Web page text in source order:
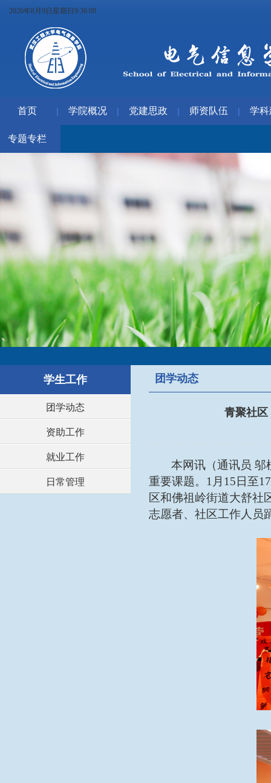
2026年8月9日星期日9:36:09
首页 | 学院概况 | 党建思政 | 师资队伍 | 学
专题专栏
学生工作
团学动态
资助工作
就业工作
日常管理
团学动态
青聚社区
本网讯（通讯员 邬
重要课题。 1月15日至
区和佛祖岭街道大舒社
志愿者、社区工作人员